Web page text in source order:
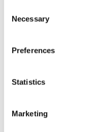
Selection
Necessary
Preferences
Statistics
Marketing